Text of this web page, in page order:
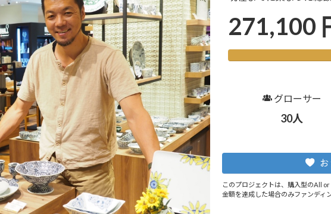
271,100
グローサー
30人
このプロジェクトは、購入型のAll
金額を達成した場合のみファンディ